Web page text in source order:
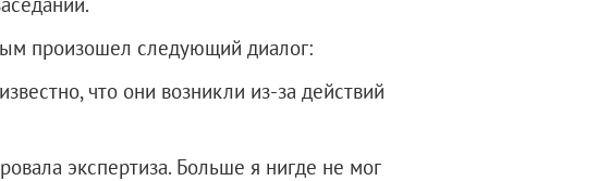
произошел следующий диалог:
что они возникли из-за действий
экспертиза. Больше я нигде не мог